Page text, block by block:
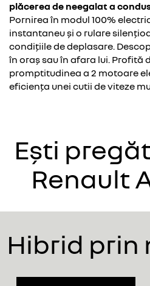
plăcerea de neegalat a
Pornirea în modul 100%
instantaneu și o rulare
condițiile de deplasare.
în oraș sau în afara lui. Profită
promptitudinea a 2 motoare
eficiența unei cutii de viteze
Ești
Renault
Hibrid prin